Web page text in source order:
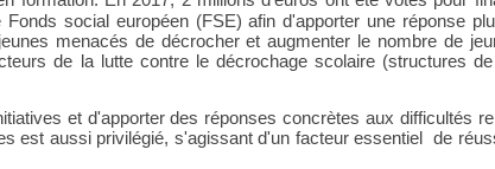
social européen (FSE) afin d'apporter une réponse
menacés de décrocher et augmenter le nombre de
de la lutte contre le décrochage scolaire (structures
et d'apporter des réponses concrètes aux difficultés
est aussi privilégié, s'agissant d'un facteur essentiel de